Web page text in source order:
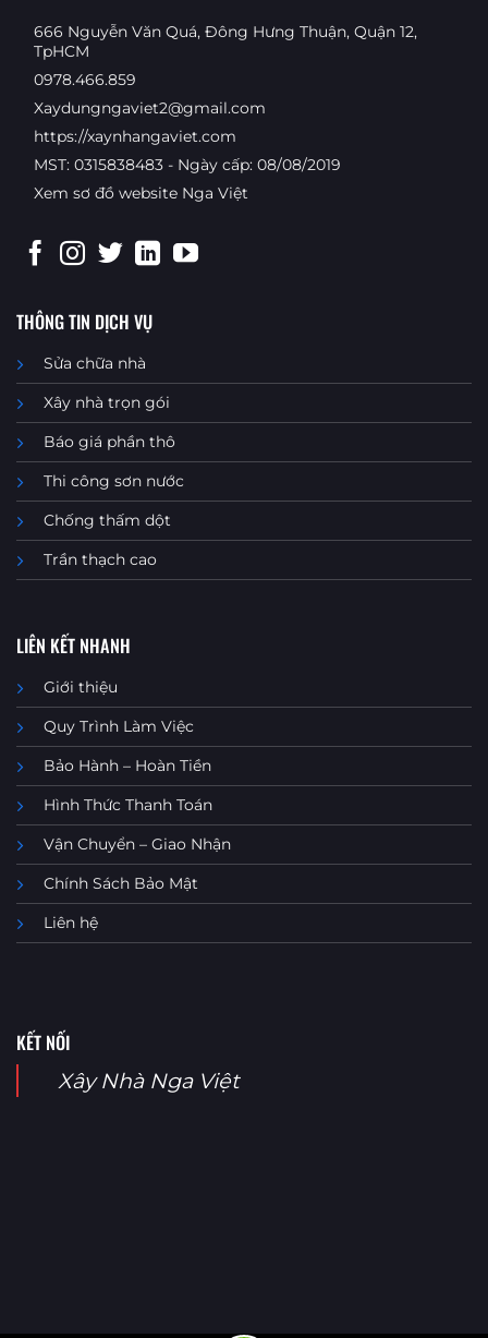
666 Nguyễn Văn Quá, Đông Hưng Thuận, Quận 12,
TpHCM
0978.466.859
Xaydungngaviet2@gmail.com
https://xaynhangaviet.com
MST: 0315838483 - Ngày cấp: 08/08/2019
Xem sơ đồ website Nga Việt
THÔNG TIN DỊCH VỤ
Sửa chữa nhà
Xây nhà trọn gói
Báo giá phần thô
Thi công sơn nước
Chống thấm dột
Trần thạch cao
LIÊN KẾT NHANH
Giới thiệu
Quy Trình Làm Việc
Bảo Hành – Hoàn Tiền
Hình Thức Thanh Toán
Vận Chuyển – Giao Nhận
Chính Sách Bảo Mật
Liên hệ
KẾT NỐI
Xây Nhà Nga Việt